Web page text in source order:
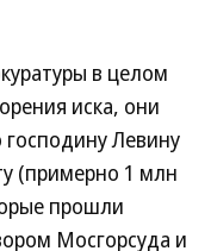
в целом
иска, они
Левину
(примерно 1 млн
прошли
Мосгорсуда и